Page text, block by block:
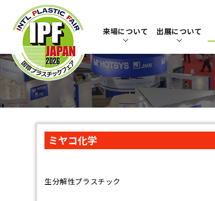
来場について 出展について
ミヤコ化学
生分解性プラスチック